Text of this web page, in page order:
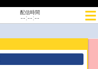
配信時間
--:--:--